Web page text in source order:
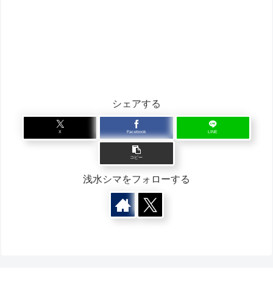
シェアする
X Facebook LINE
コピー
浅水シマをフォローする